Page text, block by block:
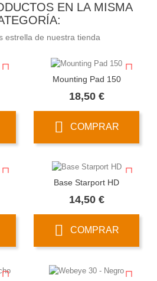
EN LA MISMA
estrella de nuestra tienda
Mounting Pad 150
18,50 €Precio
COMPRAR
Base Starport HD
14,50 €Precio
COMPRAR